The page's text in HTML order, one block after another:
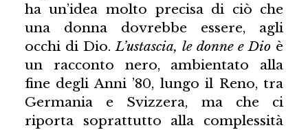
ha un’idea molto precisa di ciò che
una donna dovrebbe essere, agli
occhi di Dio.L’ustascia, le donne e Dio è
un racconto nero, ambientato alla
fine degli Anni ’80, lungo il Reno, tra
Germania e Svizzera, ma che ci
riporta soprattutto alla complessità